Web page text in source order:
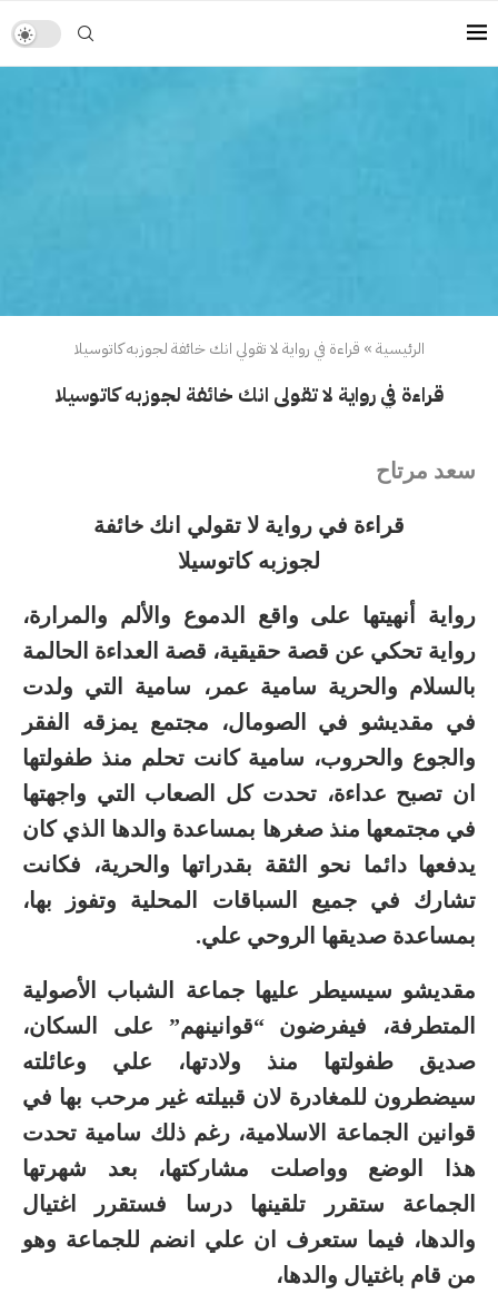
الرئيسية» قراءة في رواية لا تقولي انك خائفة لجوزبه كاتوسيلا
قراءة في رواية لا تقولي انك خائفة لجوزبه كاتوسيلا
سعد مرتاح
قراءة في رواية لا تقولي انك خائفة
لجوزبه كاتوسيلا
رواية أنهيتها على واقع الدموع والألم والمرارة،
رواية تحكي عن قصة حقيقية، قصة العداءة الحالمة
بالسلام والحرية سامية عمر، سامية التي ولدت
في مقديشو في الصومال، مجتمع يمزقه الفقر
والجوع والحروب، سامية كانت تحلم منذ طفولتها
ان تصبح عداءة، تحدت كل الصعاب التي واجهتها
في مجتمعها منذ صغرها بمساعدة والدها الذي كان
يدفعها دائما نحو الثقة بقدراتها والحرية، فكانت
تشارك في جميع السباقات المحلية وتفوز بها،
بمساعدة صديقها الروحي علي.
مقديشو سيسيطر عليها جماعة الشباب الأصولية
المتطرفة، فيفرضون “قوانينهم” على السكان،
صديق طفولتها منذ ولادتها، علي وعائلته
سيضطرون للمغادرة لان قبيلته غير مرحب بها في
قوانين الجماعة الاسلامية، رغم ذلك سامية تحدت
هذا الوضع وواصلت مشاركتها، بعد شهرتها
الجماعة ستقرر تلقينها درسا فستقرر اغتيال
والدها، فيما ستعرف ان علي انضم للجماعة وهو
من قام باغتيال والدها،